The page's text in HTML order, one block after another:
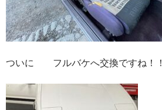
ついに フルバケへ交換ですね！！